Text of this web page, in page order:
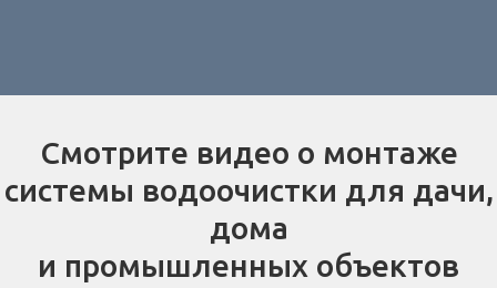
Смотрите видео о монтаже
системы водоочистки для дачи,
дома
и промышленных объектов